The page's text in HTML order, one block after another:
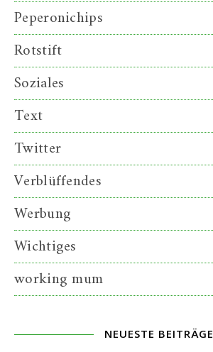
Peperonichips
Rotstift
Soziales
Text
Twitter
Verblüffendes
Werbung
Wichtiges
working mum
NEUESTE BEITRÄGE